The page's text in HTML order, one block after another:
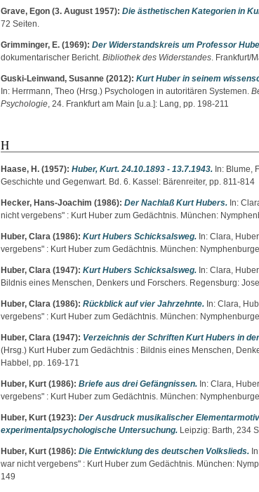
Grave, Egon (3. August 1957): Die ästhetischen Kategorien in
72 Seiten.
Grimminger, E. (1969): Der Widerstandskreis um Professor
dokumentarischer Bericht. Bibliothek des Widerstandes. Frankfurt/
Guski-Leinwand, Susanne (2012): Kurt Huber in seinem
In: Herrmann, Theo(Hrsg.) Psychologen in autoritären Systemen.
Psychologie, 24. Frankfurt am Main [u.a.]: Lang, pp. 198-211
H
Haase, H. (1957): Huber, Kurt. 24.10.1893 - 13.7.1943.In: Blume,
Geschichte und Gegenwart. Bd. 6. Kassel: Bärenreiter, pp. 811-814
Hecker, Hans-Joachim (1986): Der Nachlaß Kurt Hubers. In:
nicht vergebens" : Kurt Huber zum Gedächtnis. München:
Huber, Clara (1986): Kurt Hubers Schicksalsweg. In: Clara, Huber
vergebens" : Kurt Huber zum Gedächtnis. München:
Huber, Clara (1947): Kurt Hubers Schicksalsweg. In: Clara, Huber
Bildnis eines Menschen, Denkers und Forschers. Regensburg:
Huber, Clara (1986): Rückblick auf vier Jahrzehnte. In: Clara,
vergebens" : Kurt Huber zum Gedächtnis. München:
Huber, Clara (1947): Verzeichnis der Schriften Kurt Hubers in
(Hrsg.) Kurt Huber zum Gedächtnis : Bildnis eines Menschen,
Habbel, pp. 169-171
Huber, Kurt (1986): Briefe aus drei Gefängnissen. In: Clara, Huber
vergebens" : Kurt Huber zum Gedächtnis. München:
Huber, Kurt (1923): Der Ausdruck musikalischer
experimentalpsychologische Untersuchung. Leipzig: Barth, 234
Huber, Kurt (1986): Die Entwicklung des deutschen Volkslieds.
war nicht vergebens" : Kurt Huber zum Gedächtnis. München:
149